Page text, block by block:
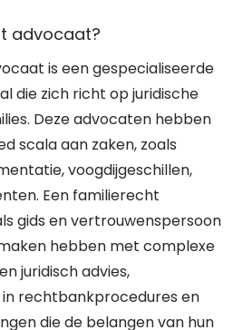
advocaat?
is een gespecialiseerde
die zich richt op juridische
Deze advocaten hebben
scala aan zaken, zoals
voogdijgeschillen,
Een familierecht
gids en vertrouwenspersoon
hebben met complexe
juridisch advies,
rechtbankprocedures en
die de belangen van hun